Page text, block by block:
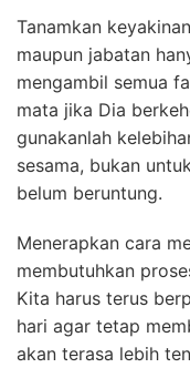
Tanamkan
maupun jabatan
mengambil semua
mata jika Dia
gunakanlah
sesama, bukan
belum beruntung.
Menerapkan cara
membutuhkan
Kita harus terus
hari agar tetap
akan terasa lebih